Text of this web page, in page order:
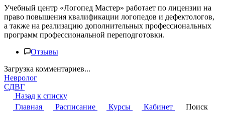
Учебный центр «Логопед Мастер» работает по лицензии на
право повышения квалификации логопедов и дефектологов,
а также на реализацию дополнительных профессиональных
программ профессиональной переподготовки.
Отзывы
Загрузка комментариев...
Невролог
СДВГ
Назад к списку
Главная
Расписание Курсы Кабинет
Поиск